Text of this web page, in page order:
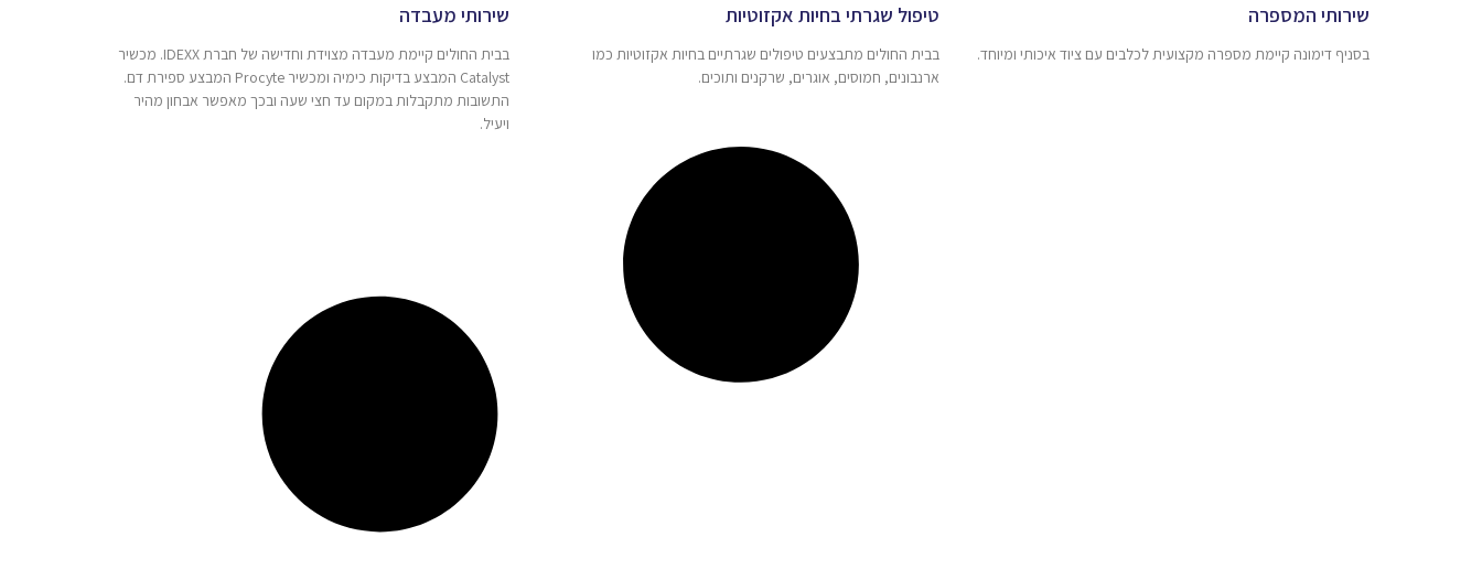
שירותי המספרה
בסניף דימונה קיימת מספרה מקצועית לכלבים עם ציוד איכותי ומיוחד.
טיפול שגרתי בחיות אקזוטיות
בבית החולים מתבצעים טיפולים שגרתיים בחיות אקזוטיות כמו
ארנבונים, חמוסים, אוגרים, שרקנים ותוכים.
שירותי מעבדה
בבית החולים קיימת מעבדה מצוידת וחדישה של חברת IDEXX. מכשיר
Catalyst המבצע בדיקות כימיה ומכשיר Procyte המבצע ספירת דם.
התשובות מתקבלות במקום עד חצי שעה ובכך מאפשר אבחון מהיר
ויעיל.